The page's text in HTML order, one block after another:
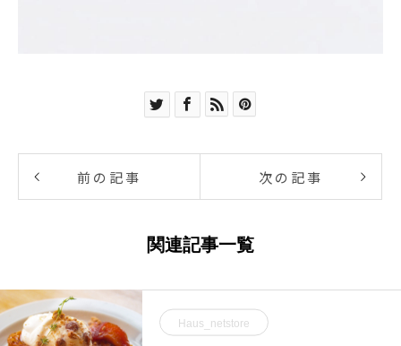
前の記事 次の記事
関連記事一覧
Haus_netstore